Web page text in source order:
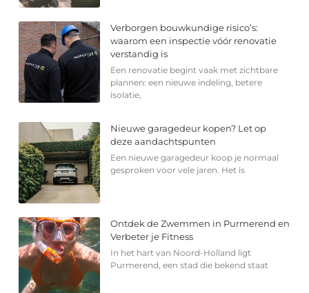
Verborgen bouwkundige risico’s:
waarom een inspectie vóór renovatie
verstandig is
Een renovatie begint vaak met zichtbare
plannen: een nieuwe indeling, betere
isolatie,
Nieuwe garagedeur kopen? Let op
deze aandachtspunten
Een nieuwe garagedeur koop je normaal
gesproken voor vele jaren. Het is
Ontdek de Zwemmen in Purmerend en
Verbeter je Fitness
In het hart van Noord-Holland ligt
Purmerend, een stad die bekend staat